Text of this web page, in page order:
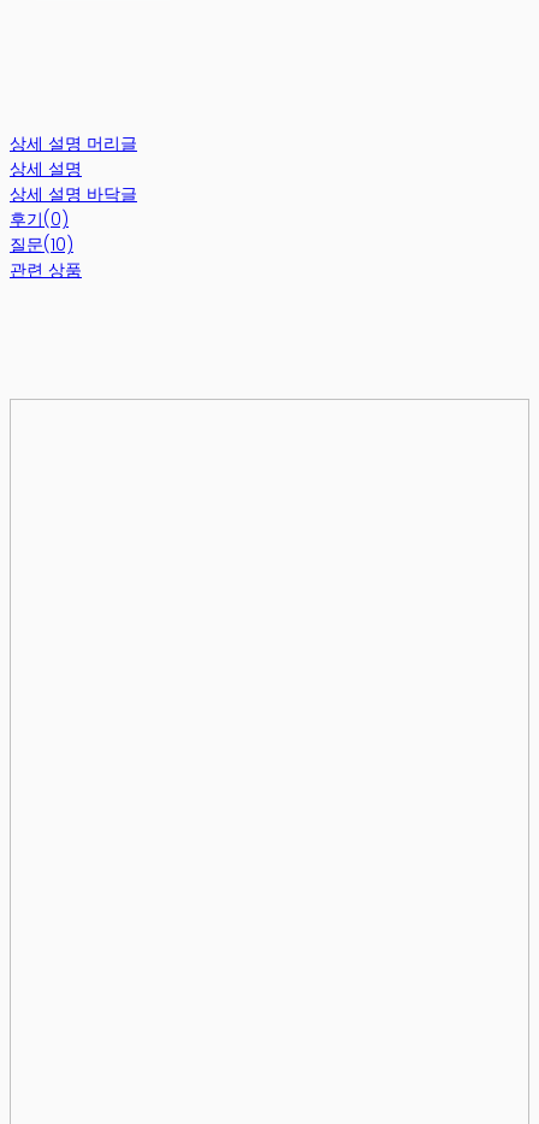
상세 설명 머리글
상세 설명
상세 설명 바닥글
후기(0)
질문(10)
관련 상품